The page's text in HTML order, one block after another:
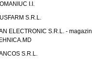
I.I.
S.R.L.
ELECTRONIC S.R.L. - magazin
S.R.L.